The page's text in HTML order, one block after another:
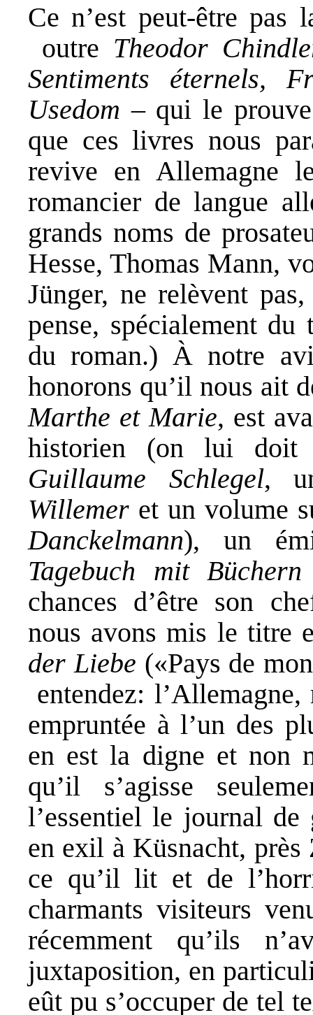
Ce n’est peut-être pas
outre Theodor
Sentiments éternels,
Usedom – qui le
que ces livres nous
revive en Allemagne
romancier de langue
grands noms de
Hesse, Thomas Mann,
Jünger, ne relèvent
pense, spécialement
du roman.) À notre
honorons qu’il nous ait
Marthe et Marie, est
historien (on lui
Guillaume Schlegel,
Willemer et un volume
Danckelmann), un
Tagebuch mit Büchern
chances d’être son
nous avons mis le titre
der Liebe («Pays de
entendez:
empruntée à l’un des
en est la digne et non
qu’il s’agisse
l’essentiel le journal de
en exil à Küsnacht,
ce qu’il lit et de
charmants visiteurs
récemment qu’ils
juxtaposition, en
eût pu s’occuper de tel